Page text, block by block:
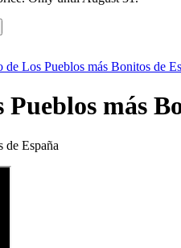
de Los Pueblos más Bonitos de
más
de España